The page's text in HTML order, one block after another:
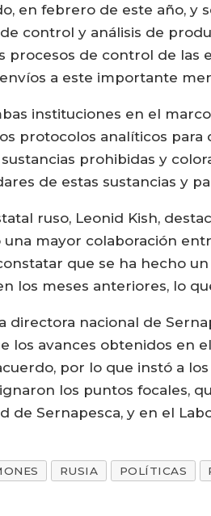
en febrero de este año,
control y análisis de
de control de las
a este importante
instituciones en el
protocolos analíticos
prohibidas y
de estas sustancias y
ruso, Leonid Kish,
mayor colaboración
que se ha hecho
los meses anteriores, lo
directora nacional de
los avances obtenidos en
por lo que instó a
los puntos focales,
de Sernapesca, y en el
RUSIA POLÍTICAS